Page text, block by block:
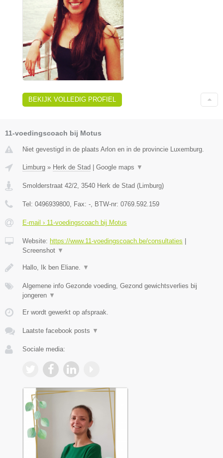
BEKIJK VOLLEDIG PROFIEL
11-voedingscoach bij Motus
Niet gevestigd in de plaats Arlon en in de provincie Luxemburg.
Limburg » Herk de Stad | Google maps ▼
Smolderstraat 42/2 3540 Herk de Stad (Limburg)
Tel: 0496939800 , Fax: - , BTW-nr: 0769.592.159
E-mail › 11-voedingscoach bij Motus
Website: https://www.11-voedingscoach.be/consultaties |
Screenshot ▼
Hallo, Ik ben Eliane. ▼
Algemene info Gezonde voeding, Gezond gewichtsverlies bij
jongeren ▼
Er wordt gewerkt op afspraak.
Laatste facebook posts ▼
Sociale media: